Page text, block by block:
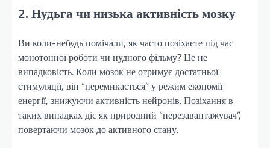
2. Нудьга чи низька активність мозку
Ви коли-небудь помічали, як часто позіхаєте під час
монотонної роботи чи нудного фільму? Це не
випадковість. Коли мозок не отримує достатньої
стимуляції, він “перемикається” у режим економії
енергії, знижуючи активність нейронів. Позіхання в
таких випадках діє як природний “перезавантажувач”,
повертаючи мозок до активного стану.